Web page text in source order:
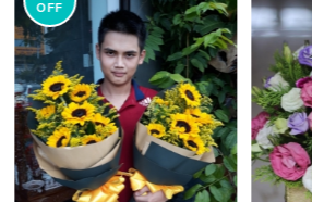
OFF